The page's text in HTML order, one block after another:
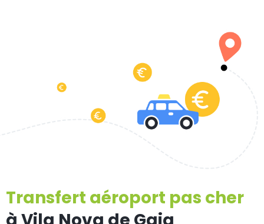
Transfert aéroport pas cher